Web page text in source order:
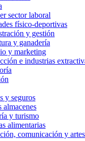
sector laboral
físico-deportivas
y gestión
y ganadería
y marketing
e industrias
y seguros
almacenes
y turismo
alimentarias
comunicación y